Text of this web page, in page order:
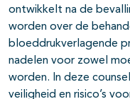
ontwikkelt na de
worden over de
bloeddrukverlagende
nadelen voor zowel
worden. In deze
veiligheid en risico’s